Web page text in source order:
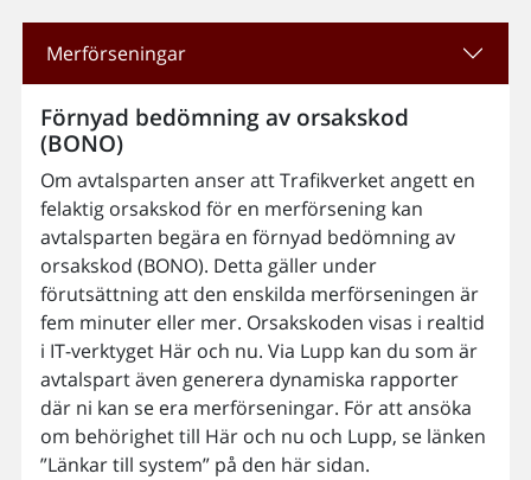
Merförseningar
Förnyad bedömning av orsakskod
(BONO)
Om avtalsparten anser att Trafikverket angett en
felaktig orsakskod för en merförsening kan
avtalsparten begära en förnyad bedömning av
orsakskod (BONO). Detta gäller under
förutsättning att den enskilda merförseningen är
fem minuter eller mer. Orsakskoden visas i realtid
i IT-verktyget Här och nu. Via Lupp kan du som är
avtalspart även generera dynamiska rapporter
där ni kan se era merförseningar. För att ansöka
om behörighet till Här och nu och Lupp, se länken
”Länkar till system” på den här sidan.